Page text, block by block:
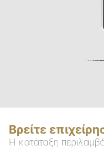
Βρείτε
Η κατάταξη